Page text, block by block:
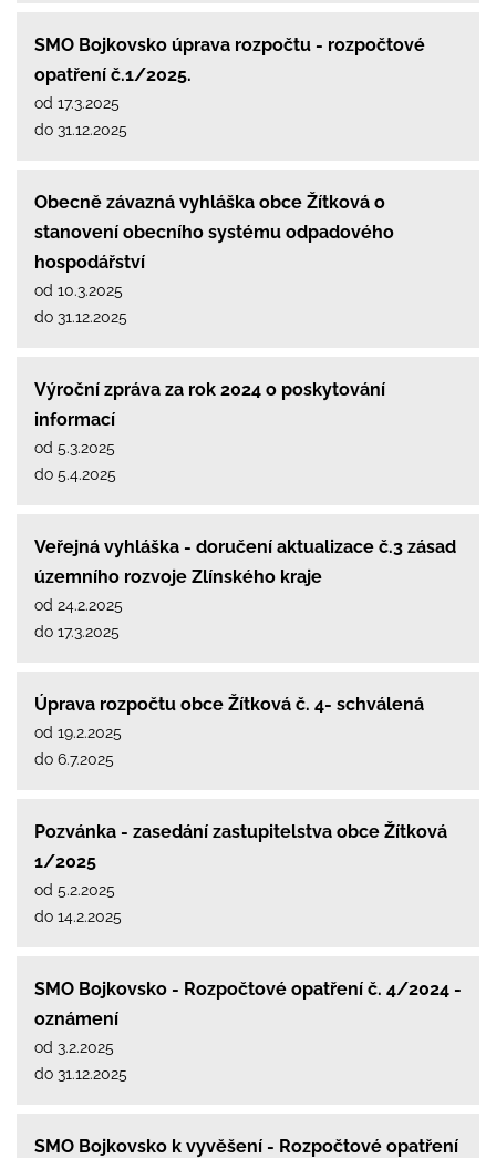
SMO Bojkovsko úprava rozpočtu - rozpočtové
opatření č.1/2025.
od 17.3.2025
do 31.12.2025
Obecně závazná vyhláška obce Žítková o
stanovení obecního systému odpadového
hospodářství
od 10.3.2025
do 31.12.2025
Výroční zpráva za rok 2024 o poskytování
informací
od 5.3.2025
do 5.4.2025
Veřejná vyhláška - doručení aktualizace č.3 zásad
územního rozvoje Zlínského kraje
od 24.2.2025
do 17.3.2025
Úprava rozpočtu obce Žítková č. 4- schválená
od 19.2.2025
do 6.7.2025
Pozvánka - zasedání zastupitelstva obce Žítková
1/2025
od 5.2.2025
do 14.2.2025
SMO Bojkovsko - Rozpočtové opatření č. 4/2024 -
oznámení
od 3.2.2025
do 31.12.2025
SMO Bojkovsko k vyvěšení - Rozpočtové opatření